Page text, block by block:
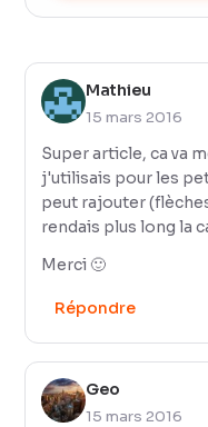
Mathieu
15 mars 2016
Super article, ca va
j'utilisais pour les
peut rajouter
rendais plus long la
Merci 🙂
Répondre
Geo
15 mars 2016